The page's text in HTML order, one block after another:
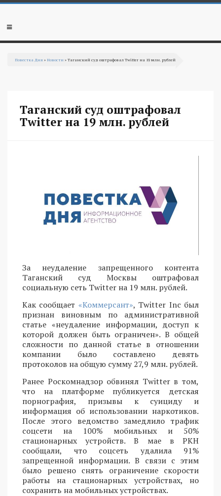
Перейти к основному содержанию
Мобильное
Повестка Дня »Новости » Таганский суд оштрафовал Twitter на 19 млн. рублей
Таганский суд оштрафовал
Twitter на 19 млн. рублей
За неудаление запрещенного контента
Таганский суд Москвы оштрафовал
социальную сеть Twitter на 19 млн. рублей.
Как сообщает «Коммерсант», Twitter Inc был
признан виновным по административной
статье «неудаление информации, доступ к
которой должен быть ограничен». В общей
сложности по данной статье в отношении
компании было составлено девять
протоколов на общую сумму 27,9 млн. рублей.
Ранее Роскомнадзор обвинял Twitter в том,
что на платформе публикуется детская
порнография, призывы к суициду и
информация об использовании наркотиков.
После этого ведомство замедлило трафик
соцсети на 100% мобильных и 50%
стационарных устройств. В мае в РКН
сообщали, что соцсеть удалила 91%
запрещенной информации. В связи с этим
было решено снять ограничение скорости
работы на стационарных устройствах, но
сохранить на мобильных устройствах.